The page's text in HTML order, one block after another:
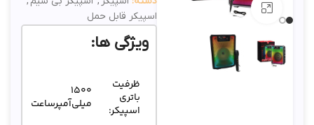
بزرگنمایی تصویر
اسپیکر قابل حمل
ویژگی ها:
ظرفیت
باتری
اسپیکر:
1500
میلی‌آمپر‌ساعت